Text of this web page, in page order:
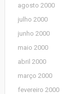
agosto 2000
julho 2000
junho 2000
maio 2000
abril 2000
março 2000
fevereiro 2000